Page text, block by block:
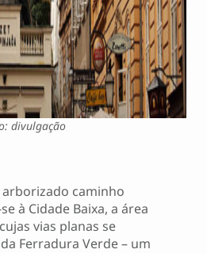
divulgação
caminho
à Cidade Baixa, a área
vias planas se
Ferradura Verde – um